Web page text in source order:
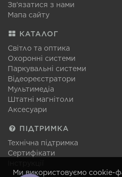
Ми використовуємо cookie-
Зв'язатися з нами
Мапа сайту
КАТАЛОГ
Світло та оптика
Охоронні системи
Паркувальні системи
Відеореєстратори
Мультимедіа
Штатні магнітоли
Аксесуари
ПІДТРИМКА
Технічна підтримка
Сертифікати